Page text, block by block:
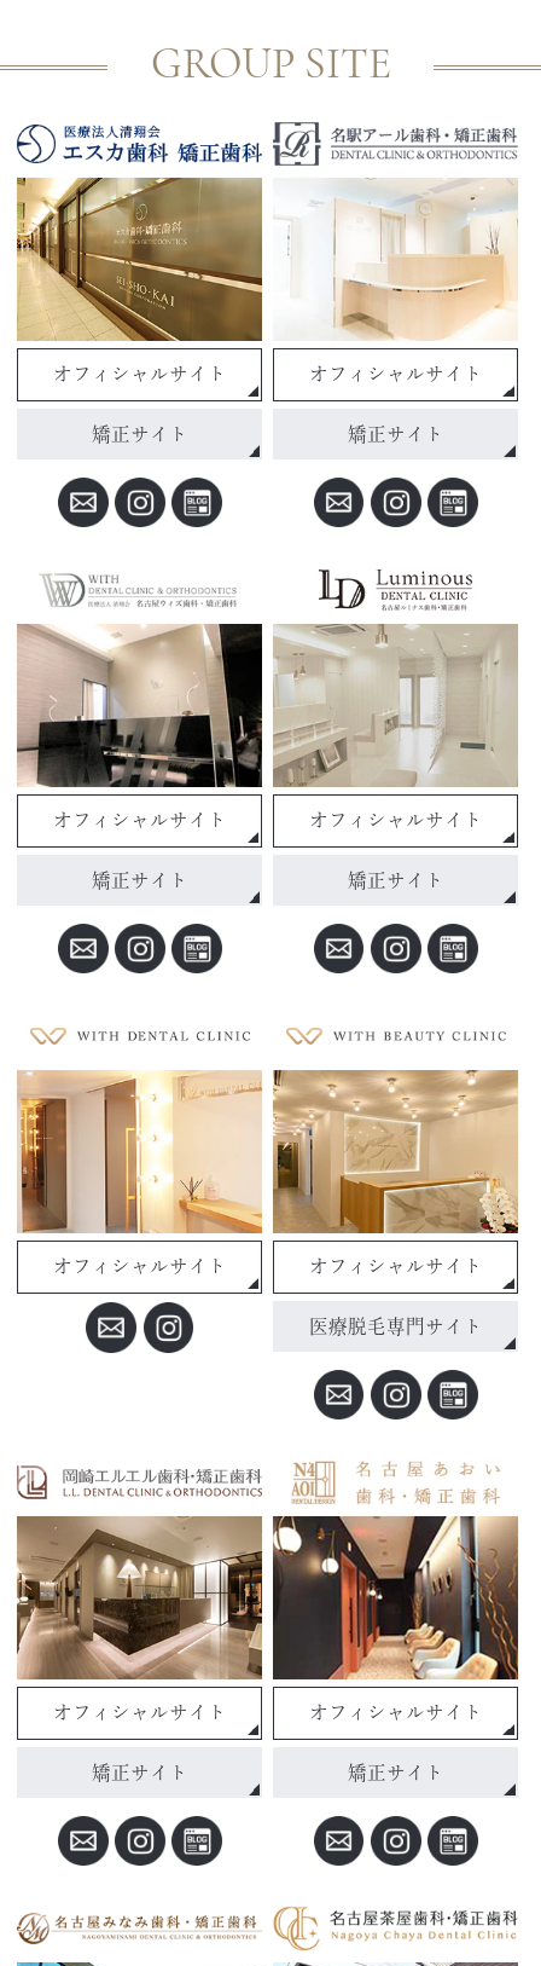
GROUP SITE
オフィシャルサイト
矯正サイト
オフィシャルサイト
矯正サイト
オフィシャルサイト
矯正サイト
オフィシャルサイト
矯正サイト
オフィシャルサイト オフィシャルサイト
医療脱毛専門サイト
オフィシャルサイト
矯正サイト
オフィシャルサイト
矯正サイト